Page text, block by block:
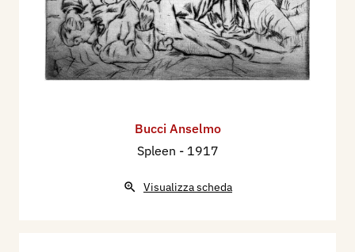
Bucci Anselmo
Spleen - 1917
Visualizza scheda